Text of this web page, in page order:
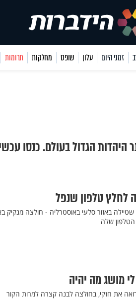
זמני היום עלון שופס מחלקות תרומות
הגדול בעולם. כנסו
לחלץ טלפון שנפל
באזור סלעי באוסטרליה - חולצה מנקיק
שלה
מושג מה יהיה
אני רואה את חזקי, בחולצה לבנה קצרה למרות הקור